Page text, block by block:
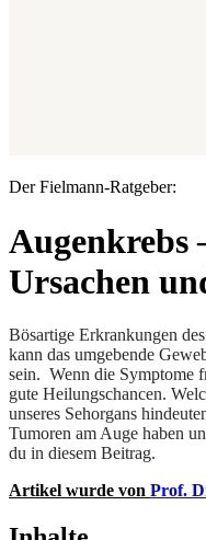
Der Fielmann-Ratgeber:
Augenkrebs
Ursachen
Bösartige Erkrankungen
kann das umgebende
sein. Wenn die Symptome
gute Heilungschancen.
unseres Sehorgans
Tumoren am Auge haben
du in diesem Beitrag.
Artikel wurde von Prof.